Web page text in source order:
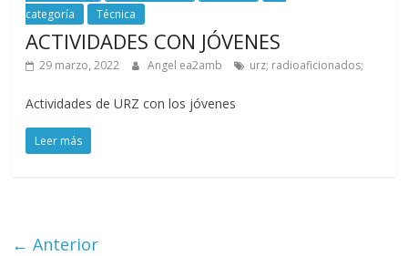
categoría
Técnica
ACTIVIDADES CON JÓVENES
29 marzo, 2022 Angel ea2amb urz; radioaficionados;
Actividades de URZ con los jóvenes
Leer más
← Anterior